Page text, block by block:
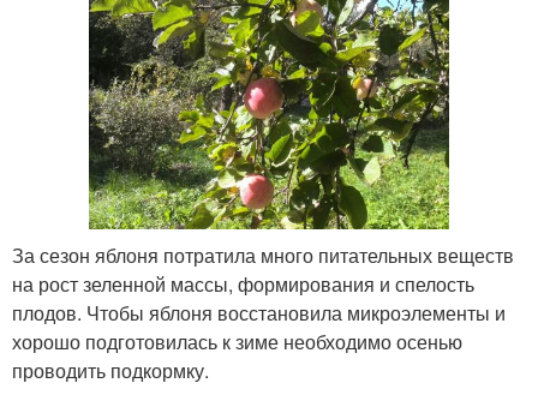
За сезон яблоня потратила много питательных веществ
на рост зеленной массы, формирования и спелость
плодов. Чтобы яблоня восстановила микроэлементы и
хорошо подготовилась к зиме необходимо осенью
проводить подкормку.